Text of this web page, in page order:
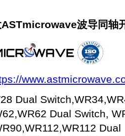
波导同轴
Dual
Dual Switch,
Dual